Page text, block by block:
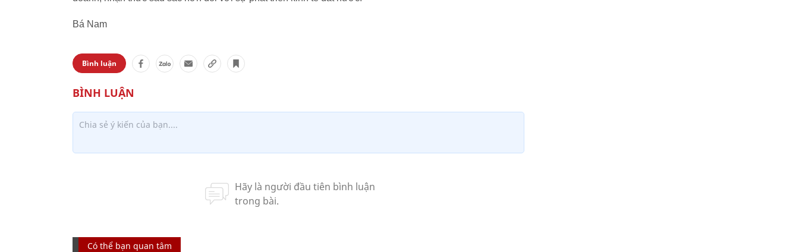
Bá Nam
Bình luận
Có thể bạn quan tâm